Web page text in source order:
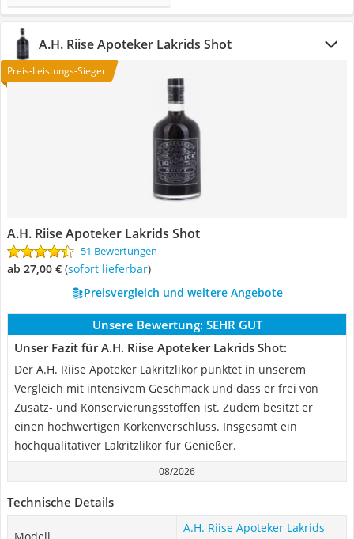
A.H. Riise Apoteker Lakrids Shot
Preis-Leistungs-Sieger
A.H. Riise Apoteker Lakrids Shot
51 Bewertungen
ab 27,00 € ( Sofort lieferbar)
Preisvergleich und weitere Angebote
Unsere Bewertung: SEHR GUT
Unser Fazit für A.H. Riise Apoteker Lakrids Shot:
Der A.H. Riise Apoteker Lakritzlikör punktet in unserem
Vergleich mit intensivem Geschmack und dass er frei von
Zusatz- und Konservierungsstoffen ist. Zudem besitzt er
einen hochwertigen Korkenverschluss. Insgesamt ein
hochqualitativer Lakritzlikör für Genießer.
08/2026
Technische Details
A.H. Riise Apoteker Lakrids